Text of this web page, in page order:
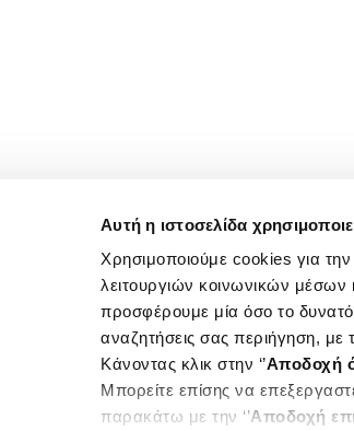
Αυτή η ιστοσελίδα
Χρησιμοποιούμε cookies για
λειτουργιών κοινωνικών μέσων
προσφέρουμε μία όσο το δυνατό
αναζητήσεις σας περιήγηση, με
Κάνοντας κλικ στην ‘’Αποδοχή
Μπορείτε επίσης να
παρακάτω με την ‘’Αποδοχή